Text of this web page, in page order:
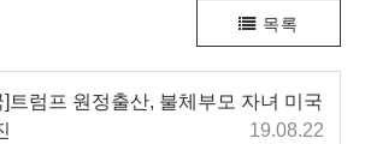
목록
]트럼프 원정출산, 불체부모 자녀 미국
19.08.22